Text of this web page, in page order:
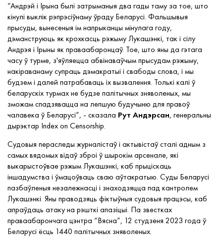
“Андрэй і Ірына былі затрыманыя два гады таму за тое, што
кінулі выклік рэпрэсіўнаму ўраду Беларусі. Фальшывыя
прысуды, вынесеныя імнапрыканцы мінулага году,
дэманструюць як крохкасць рэжыму Лукашэнкі, так і сілу
Андрэя і Ірыны як праваабаронцаў. Тое, што яны да гэтага
часу ў турме, з'яўляецца абвінаваўчым прысудам рэжыму,
накіраванаму супраць дэмакратыі і свабоды слова, і мы
будземі далей патрабаваць іх вызвалення. Толькі калі ў
беларускіх турмах не будзе палітычных зняволеных, мы
зможам спадзявацца на лепшую будучыню для правоў
чалавека ў Беларусі”, - сказала Рут Андэрсан, генеральны
дырэктар Index on Censorship.
Судовыя пераследы журналістаў і актывістаў сталі адным з
самых вядомых відаў зброі ў шырокім арсенале, які
выкарыстоўвае рэжым Лукашэнкі, каб прыціскаць
іншадумства і ўмацоўваць сваю аўтакратыю. Суды Беларусі
пазбаўленыя незалежнасці і знаходзяцца пад кантролем
Лукашэнкі. Яны праводзяць фіктыўныя судовыя працэсы, каб
апраўдаць атаку на рэшткі апазіцыі. Па звестках
праваабарончага цэнтра “Вясна”, 12 студзеня 2023 года ў
Беларусі ёсць 1440 палітычных зняволеных.